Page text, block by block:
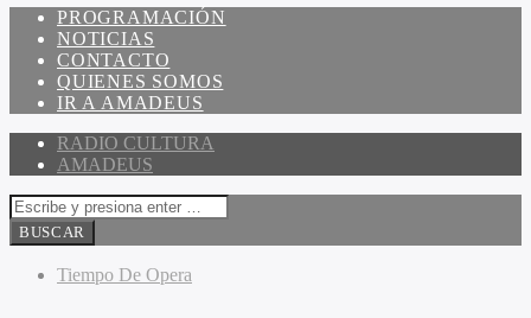
PROGRAMACIÓN
NOTICIAS
CONTACTO
QUIENES SOMOS
IR A AMADEUS
RADIO CULTURA
AMADEUS
Tiempo De Opera